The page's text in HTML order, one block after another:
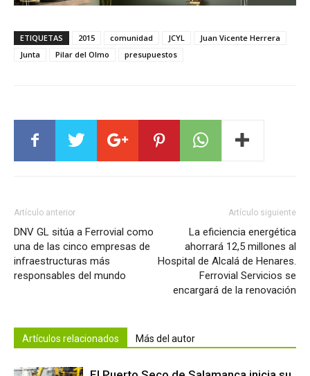
ETIQUETAS 2015 comunidad JCYL
Juan Vicente Herrera
Junta
Pilar del Olmo presupuestos
Artículo anterior
DNV GL sitúa a Ferrovial como
una de las cinco empresas de
infraestructuras más
responsables del mundo
Artículo siguiente
La eficiencia energética
ahorrará 12,5 millones al
Hospital de Alcalá de Henares.
Ferrovial Servicios se
encargará de la renovación
Artículos relacionados Más del autor